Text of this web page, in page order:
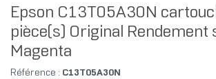
Epson C13T05A30N
pièce(s) Original Rendement
Magenta
Référence : C13T05A30N